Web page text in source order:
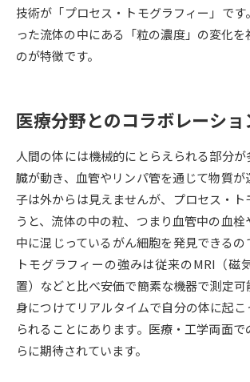
大学で学べる内容や特徴を調べる
データサイエンス特集 奨学金・特
デジタルパンフレット 進路の３択
新学年スタート号特集ページ
（高3生用）
新学年スタ
（高2生用）
SELFBRAND特集ページ
オープンキャンパスなどを調べる
オープンキャンパス検索
技術が「プロセス・トモグラフィー」です
った流体の中にある「粒の濃度」の変化を
のが特徴です。
医療分野とのコラボレーショ
人間の体には機械的にとらえられる部分
臓が動き、血管やリンパ管を通じて物質
子は外からは見えませんが、プロセス・
うと、流体の中の粒、つまり血管中の血
中に混じっているがん細胞を発見できるの
トモグラフィーの強みは従来のMRI（磁
置）などと比べ安価で簡素な機器で測定
身につけてリアルタイムで自分の体に起
られることにあります。医療・工学両面で
らに期待されています。